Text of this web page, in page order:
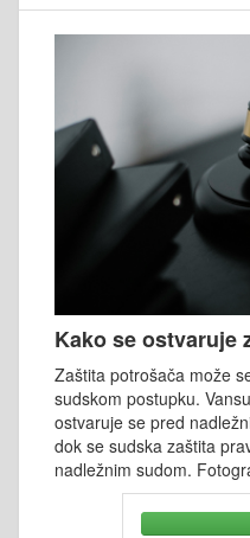
Kako se ostvaruje
Zaštita potrošača može
sudskom postupku.
ostvaruje se pred
dok se sudska zaštita
nadležnim sudom.